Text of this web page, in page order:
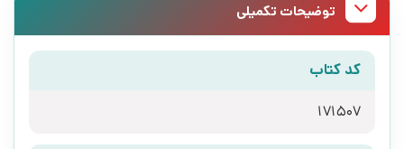
توضیحات تکمیلی
کد کتاب
171507